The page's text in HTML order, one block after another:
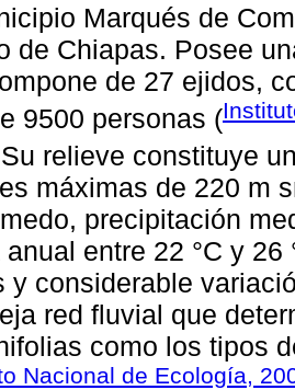
Marqués de
de Chiapas. Posee
de 27 ejidos,
9500 personas (
relieve constituye
máximas de 220 m
precipitación
anual entre 22 °C y
y considerable
red fluvial que
como los tipos
Nacional de Ecología,